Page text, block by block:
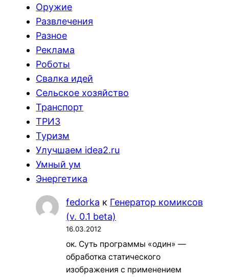
Оружие
Развлечения
Разное
Реклама
Роботы
Свалка идей
Сельское хозяйство
Транспорт
ТРИЗ
Туризм
Улучшаем idea2.ru
Умный ум
Энергетика
fedorka к Генератор комиксов
(v. 0.1 beta)
16.03.2012
ок. Суть программы «один» —
обработка статического
изображения с применением